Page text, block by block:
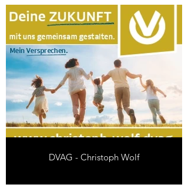
DVAG - Christoph Wolf